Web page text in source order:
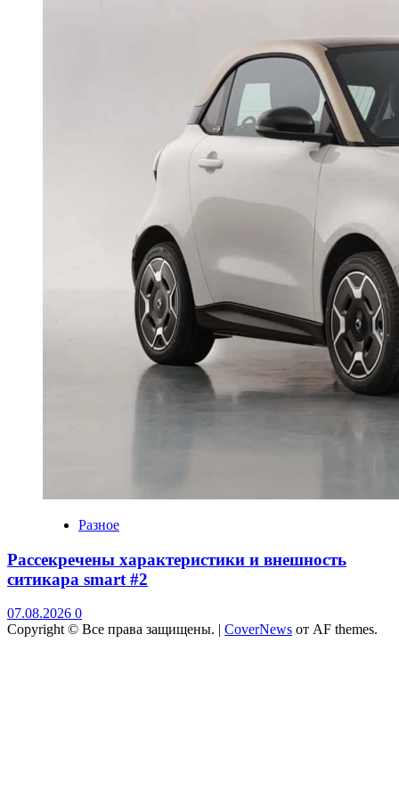
Разное
Рассекречены характеристики и внешность
ситикара smart #2
07.08.2026 0
Copyright © Все права защищены. | CoverNews от AF themes.